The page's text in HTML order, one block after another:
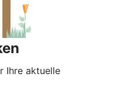
Ihre aktuelle